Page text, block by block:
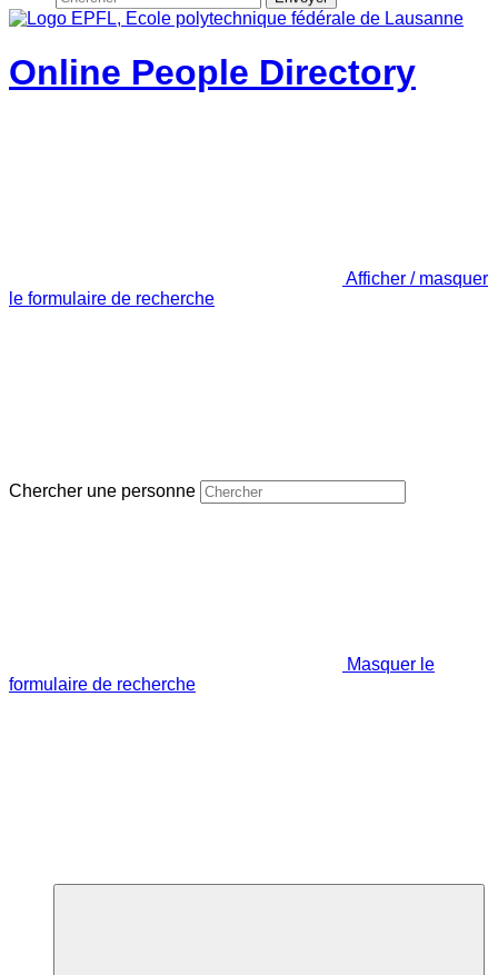
Online People Directory
Afficher / masquer
le formulaire de recherche
Chercher une personne
Masquer le
formulaire de recherche